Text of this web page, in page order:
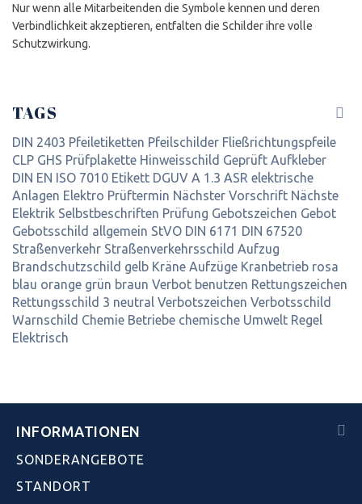
Nur wenn alle Mitarbeitenden die Symbole kennen und deren
Verbindlichkeit akzeptieren, entfalten die Schilder ihre volle
Schutzwirkung.
TAGS
DIN 2403 Pfeiletiketten Pfeilschilder Fließrichtungspfeile
CLP GHS Prüfplakette Hinweisschild Geprüft Aufkleber
DIN EN ISO 7010 Etikett DGUV A 1.3 ASR elektrische
Anlagen Elektro Prüftermin Nächster Vorschrift Nächste
Elektrik Selbstbeschriften Prüfung Gebotszeichen Gebot
Gebotsschild allgemein StVO DIN 6171 DIN 67520
Straßenverkehr Straßenverkehrsschild Aufzug
Brandschutzschild gelb Kräne Aufzüge Kranbetrieb rosa
blau orange grün braun Verbot benutzen Rettungszeichen
Rettungsschild 3 neutral Verbotszeichen Verbotsschild
Warnschild Chemie Betriebe chemische Umwelt Regel
Elektrisch
INFORMATIONEN
SONDERANGEBOTE
STANDORT